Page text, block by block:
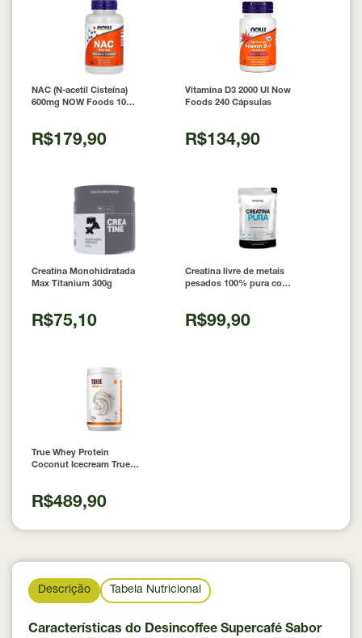
NAC (N-acetil Cisteína)
600mg NOW Foods 100
R$179,90
Vitamina D3 2000 UI Now
Foods 240 Cápsulas
R$134,90
Creatina Monohidratada
Max Titanium 300g
R$75,10
Creatina livre de metais
pesados 100% pura com
R$99,90
True Whey Protein
Coconut Icecream True
R$489,90
Descrição Tabela Nutricional
Características do Desincoffee Supercafé Sabor